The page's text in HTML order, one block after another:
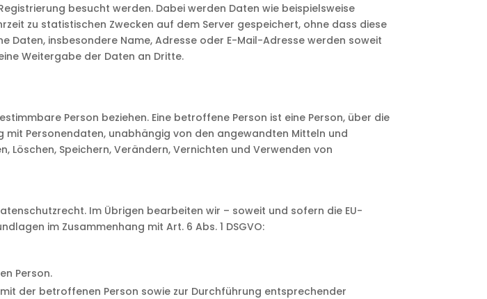
besucht werden. Dabei werden Daten wie beispielsweise
zu statistischen Zwecken auf dem Server gespeichert, ohne dass diese
Daten, insbesondere Name, Adresse oder E-Mail-Adresse werden soweit
Weitergabe der Daten an Dritte.
Person beziehen. Eine betroffene Person ist eine Person, über die
Personendaten, unabhängig von den angewandten Mitteln und
Speichern, Verändern, Vernichten und Verwenden von
Im Übrigen bearbeiten wir – soweit und sofern die EU-
im Zusammenhang mit Art. 6 Abs. 1 DSGVO:
Person.
der betroffenen Person sowie zur Durchführung entsprechender